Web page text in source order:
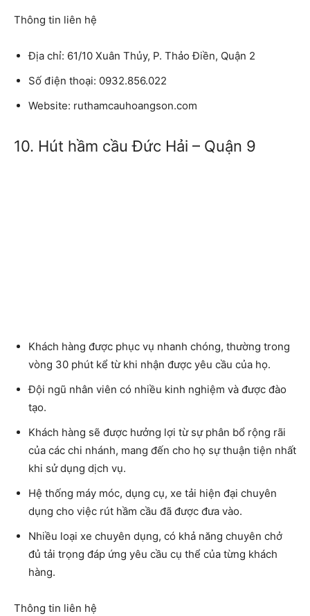
Thông tin liên hệ
Địa chỉ: 61/10 Xuân Thủy, P. Thảo Điền, Quận 2
Số điện thoại: 0932.856.022
Website: ruthamcauhoangson.com
10. Hút hầm cầu Đức Hải – Quận 9
Khách hàng được phục vụ nhanh chóng, thường trong
vòng 30 phút kể từ khi nhận được yêu cầu của họ.
Đội ngũ nhân viên có nhiều kinh nghiệm và được đào
tạo.
Khách hàng sẽ được hưởng lợi từ sự phân bổ rộng rãi
của các chi nhánh, mang đến cho họ sự thuận tiện nhất
khi sử dụng dịch vụ.
Hệ thống máy móc, dụng cụ, xe tải hiện đại chuyên
dụng cho việc rút hầm cầu đã được đưa vào.
Nhiều loại xe chuyên dụng, có khả năng chuyên chở
đủ tải trọng đáp ứng yêu cầu cụ thể của từng khách
hàng.
Thông tin liên hệ